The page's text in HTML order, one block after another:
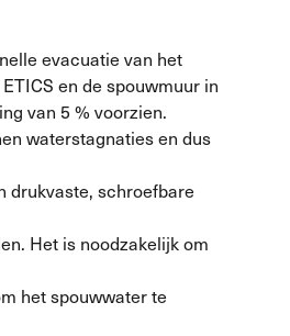
evacuatie van het
en de spouwmuur in
van 5 % voorzien.
waterstagnaties en dus
drukvaste, schroefbare
Het is noodzakelijk om
het spouwwater te